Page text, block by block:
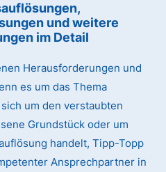
und weitere
im Detail
Herausforderungen und
es um das Thema
um den verstaubten
Grundstück oder um
handelt, Tipp-Topp
Ansprechpartner in